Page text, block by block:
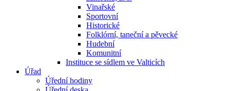
Vinařské
Sportovní
Historické
Folklórní, taneční a pěvecké
Hudební
Komunitní
Instituce se sídlem ve Valticích
Úřad
Úřední hodiny